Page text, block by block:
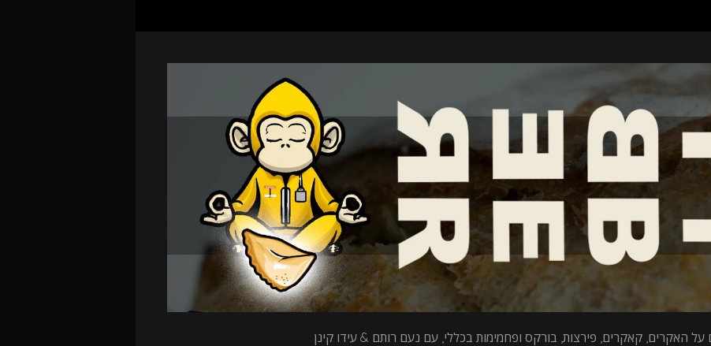
על האקרים, קאקרים, פירצות, בורקס ופחמימות בכללי, עם נעם רותם & עידו קינן